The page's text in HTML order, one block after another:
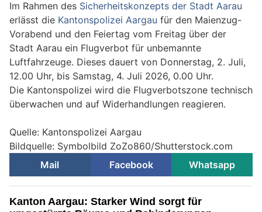
Im Rahmen des Sicherheitskonzepts der Stadt Aarau
erlässt die Kantonspolizei Aargau für den Maienzug-
Vorabend und den Feiertag vom Freitag über der
Stadt Aarau ein Flugverbot für unbemannte
Luftfahrzeuge. Dieses dauert von Donnerstag, 2. Juli,
12.00 Uhr, bis Samstag, 4. Juli 2026, 0.00 Uhr.
Die Kantonspolizei wird die Flugverbotszone technisch
überwachen und auf Widerhandlungen reagieren.
Quelle: Kantonspolizei Aargau
Bildquelle: Symbolbild ZoZo860/Shutterstock.com
Mail
Facebook Whatsapp
Kanton Aargau: Starker Wind sorgt für